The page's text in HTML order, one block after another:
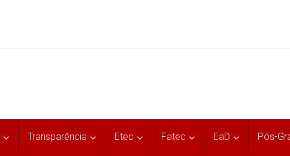
Transparência Etec Fatec EaD Pós-